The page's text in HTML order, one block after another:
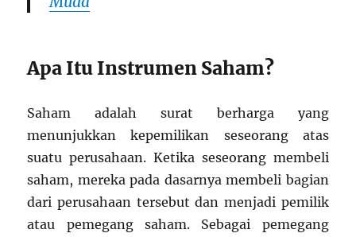
Apa Itu Instrumen Saham?
Saham adalah surat berharga yang
menunjukkan kepemilikan seseorang atas
suatu perusahaan. Ketika seseorang membeli
saham, mereka pada dasarnya membeli bagian
dari perusahaan tersebut dan menjadi pemilik
atau pemegang saham. Sebagai pemegang